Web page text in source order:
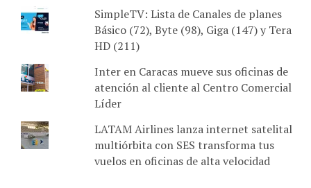
SimpleTV: Lista de Canales de planes
Básico (72), Byte (98), Giga (147) y Tera
HD (211)
Inter en Caracas mueve sus oficinas de
atención al cliente al Centro Comercial
Líder
LATAM Airlines lanza internet satelital
multiórbita con SES transforma tus
vuelos en oficinas de alta velocidad